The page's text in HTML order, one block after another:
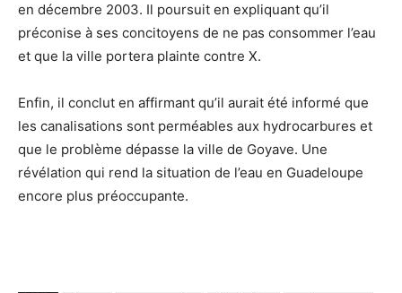
en décembre 2003. Il poursuit en expliquant qu’il
préconise à ses concitoyens de ne pas consommer l’eau
et que la ville portera plainte contre X.
Enfin, il conclut en affirmant qu’il aurait été informé que
les canalisations sont perméables aux hydrocarbures et
que le problème dépasse la ville de Goyave. Une
révélation qui rend la situation de l’eau en Guadeloupe
encore plus préoccupante.